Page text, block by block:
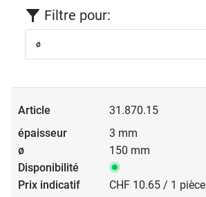
Filtre pour:
ø
31.870.15
3 mm
150 mm
CHF 10.65 / 1 pièce